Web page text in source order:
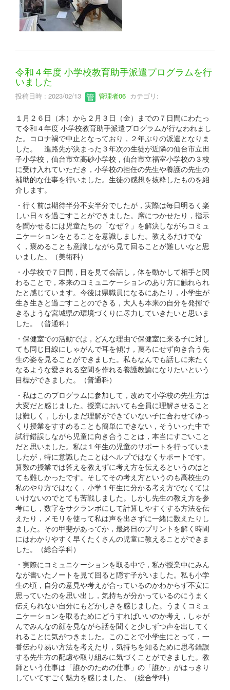
令和４年度 小学校教育助手派遣プログラムを行
いました
投稿日時 : 2023/02/13 管理者06 カテゴリ:
１月２６日（木）から２月３日（金）までの７日間にわたっ
て令和４年度 小学校教育助手派遣プログラムが行なわれまし
た。コロナ禍で中止となっており，２年ぶりの派遣となりま
した。 進路先が決まった３年次の生徒が近隣の仙台市立田
子小学校，仙台市立高砂小学校，仙台市立福室小学校の３校
に受け入れていただき，小学校の担任の先生や養護の先生の
補助的な仕事を行いました。生徒の感想を抜粋したものを紹
介します。
・行く前は期待半分不安半分でしたが，実際は毎日明るく楽
しい日々を過ごすことができました。席につかせたり，指示
を聞かせるには児童たちの「なぜ？」を解決しながらコミュ
ニケーションをとることを意識しました。教えるだけでな
く，褒めることも意識しながら見て回ることが難しいなと思
いました。（美術科）
・小学校で７日間，目を見て会話し，体を動かして相手と関
わることで，本来のコミュニケーションのあり方に触れられ
たと感じています。今後は県職員になるにあたり，小学生が
生き生きと過ごすことのできる，大人も本来の自分を発揮で
きるような宮城県の環境づくりに尽力していきたいと思いま
した。（普通科）
・保健室での活動では，どんな理由で保健室に来る子に対し
ても同じ目線にしゃがんで耳を傾け，蔑ろにせず向き合う先
生の姿を見ることができました。私もなんでも話しに来たく
なるような愛される空間を作れる養護教諭になりたいという
目標ができました。（普通科）
・私はこのプログラムに参加して，改めて小学校の先生方は
大変だと感じました。授業においても全員に理解させること
は難しく，しかしまだ理解ができていない子に合わせてゆっ
くり授業をすすめることも簡単にできない，そういった中で
試行錯誤しながら児童に向き合うことは，本当にすごいこと
だと思いました。私は１年生の児童のサポートを行っていま
したが，特に意識したことはヘルプではなくサポートです。
算数の授業では答えを教えずに考え方を伝えるというのはと
ても難しかったです。そしてその考え方というのも高校生の
私のやり方ではなく，小学１年生に分かる考え方でなくては
いけないのでとても苦戦しました。しかし先生の教え方を参
考にし，数字をサクランボにして計算しやすくする方法を伝
えたり，メモリを使って私は声を出さずに一緒に数えたりし
ました。その甲斐があってか，最終日のプリントを解く時間
にはわかりやすく早くたくさんの児童に教えることができま
した。（総合学科）
・実際にコミュニケーションを取る中で，私が授業中にみん
なが書いたノートを見て回ると隠す子がいました。私も小学
生の頃，自分の意見や考えが合っているのかわからず不安に
思っていたのを思い出し，気持ちが分かっているのにうまく
伝えられない自分にもどかしさを感じました。うまくコミュ
ニケーションを取るためにどうすればいいのか考え，しゃが
んでみんなの顔を見ながら話を聞くと少しずつ声を出してく
れることに気がつきました。このことで小学生にとって，一
番伝わり易い方法を考えたり，気持ちを知るために思考錯誤
する先生方の配慮や取り組みに気づくことができました。教
師という仕事は「誰かのための仕事」の「誰か」がはっきり
していてすごく魅力を感じました。（総合学科）